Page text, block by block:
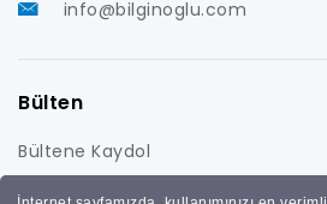
info@bilginoglu.com
Bülten
Bültene Kaydol